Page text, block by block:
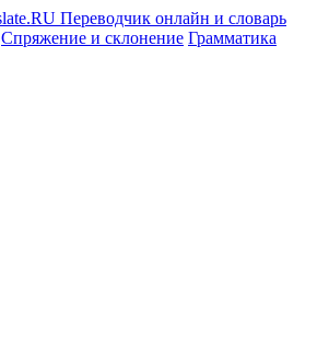
Спряжение и склонение Грамматика